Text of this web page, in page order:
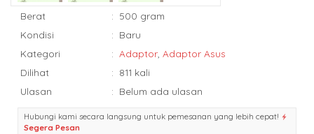
Berat : 500 gram
Kondisi
: Baru
Kategori
: Adaptor, Adaptor Asus
Dilihat
: 811 kali
Ulasan
: Belum ada ulasan
Hubungi kami secara langsung untuk pemesanan yang lebih cepat!
Segera Pesan